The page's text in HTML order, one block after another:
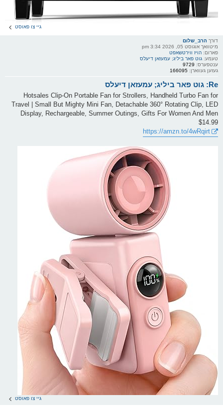
גיי צו פאוסט
דורך הרב_שלום
מיטוואך אוגוסט 05, 2026 3:34 pm
פארום: הויז ווירטשאפט
טעמע: גוט פאר ביליג; עמעזאן דיעלס
ענטפערס: 9729
געזען געווארן: 166095
Re: גוט פאר ביליג; עמעזאן דיעלס
Hotsales Clip-On Portable Fan for Strollers, Handheld Turbo Fan for
Travel | Small But Mighty Mini Fan, Detachable 360° Rotating Clip, LED
Display, Rechargeable, Summer Outings, Gifts For Women And Men
$14.99
https://amzn.to/4wRqirt
גיי צו פאוסט